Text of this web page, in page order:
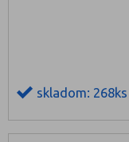
skladom: 268ks